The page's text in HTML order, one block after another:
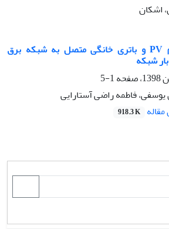
اشکان
سایزینگ بهینه سیستم PV و باتری خانگی متصل به شبکه برق
شبکه
1-5
فاطمه راضی آستارایی
918.3 K